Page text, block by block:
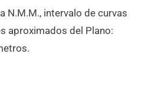
N.M.M., intervalo de curvas
aproximados del Plano: